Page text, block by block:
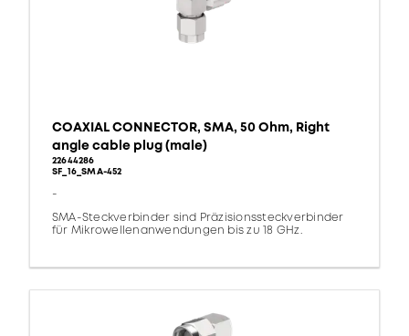
COAXIAL CONNECTOR, SMA, 50 Ohm, Right
angle cable plug (male)
22644286
SF_16_SMA-452
-
SMA-Steckverbinder sind Präzisionssteckverbinder
für Mikrowellenanwendungen bis zu 18 GHz.